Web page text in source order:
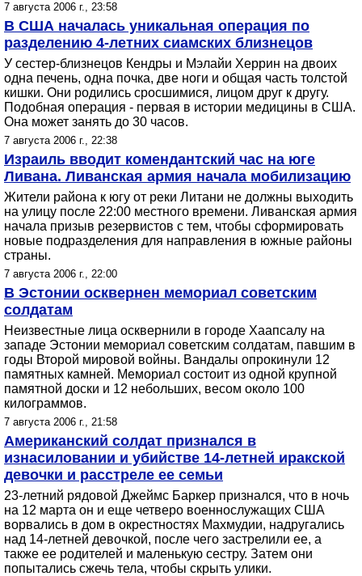
7 августа 2006 г., 23:58
В США началась уникальная операция по
разделению 4-летних сиамских близнецов
У сестер-близнецов Кендры и Мэлайи Херрин на двоих
одна печень, одна почка, две ноги и общая часть толстой
кишки. Они родились сросшимися, лицом друг к другу.
Подобная операция - первая в истории медицины в США.
Она может занять до 30 часов.
7 августа 2006 г., 22:38
Израиль вводит комендантский час на юге
Ливана. Ливанская армия начала мобилизацию
Жители района к югу от реки Литани не должны выходить
на улицу после 22:00 местного времени. Ливанская армия
начала призыв резервистов с тем, чтобы сформировать
новые подразделения для направления в южные районы
страны.
7 августа 2006 г., 22:00
В Эстонии осквернен мемориал советским
солдатам
Неизвестные лица осквернили в городе Хаапсалу на
западе Эстонии мемориал советским солдатам, павшим в
годы Второй мировой войны. Вандалы опрокинули 12
памятных камней. Мемориал состоит из одной крупной
памятной доски и 12 небольших, весом около 100
килограммов.
7 августа 2006 г., 21:58
Американский солдат признался в
изнасиловании и убийстве 14-летней иракской
девочки и расстреле ее семьи
23-летний рядовой Джеймс Баркер признался, что в ночь
на 12 марта он и еще четверо военнослужащих США
ворвались в дом в окрестностях Махмудии, надругались
над 14-летней девочкой, после чего застрелили ее, а
также ее родителей и маленькую сестру. Затем они
попытались сжечь тела, чтобы скрыть улики.